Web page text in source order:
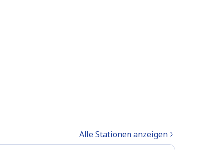
Alle Stationen anzeigen